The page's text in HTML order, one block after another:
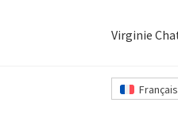
Virginie
AccueilCGV
Français